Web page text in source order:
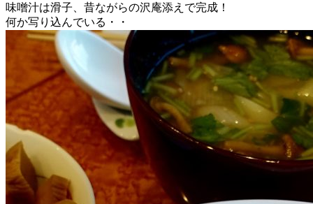
味噌汁は滑子、昔ながらの沢庵添えで完成！
何か写り込んでいる・・